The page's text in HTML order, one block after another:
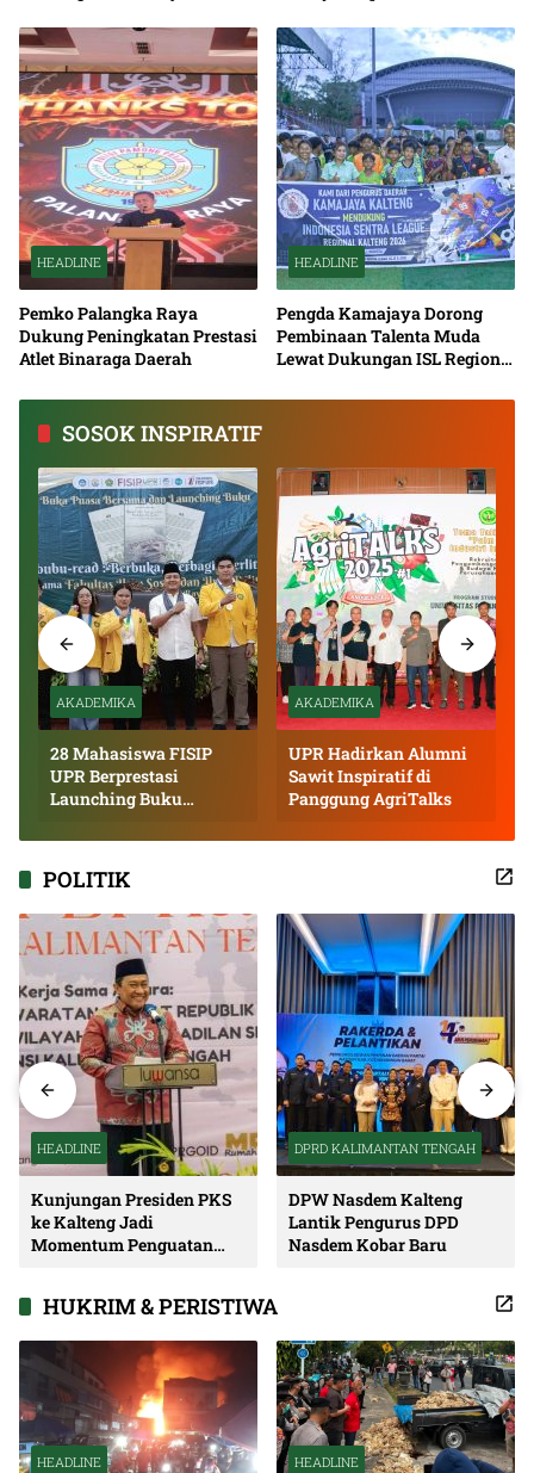
HEADLINE
Pemko Palangka Raya
Dukung Peningkatan Prestasi
Atlet Binaraga Daerah
HEADLINE
Pengda Kamajaya Dorong
Pembinaan Talenta Muda
Lewat Dukungan ISL Regional
SOSOK INSPIRATIF
AKADEMIKA
28 Mahasiswa FISIP
UPR Berprestasi
Launching Buku
AKADEMIKA
UPR Hadirkan Alumni
Sawit Inspiratif di
Panggung AgriTalks
POLITIK
HEADLINE
Kunjungan Presiden PKS
ke Kalteng Jadi
Momentum Penguatan
DPRD KALIMANTAN TENGAH
DPW Nasdem Kalteng
Lantik Pengurus DPD
Nasdem Kobar Baru
HUKRIM & PERISTIWA
HEADLINE HEADLINE